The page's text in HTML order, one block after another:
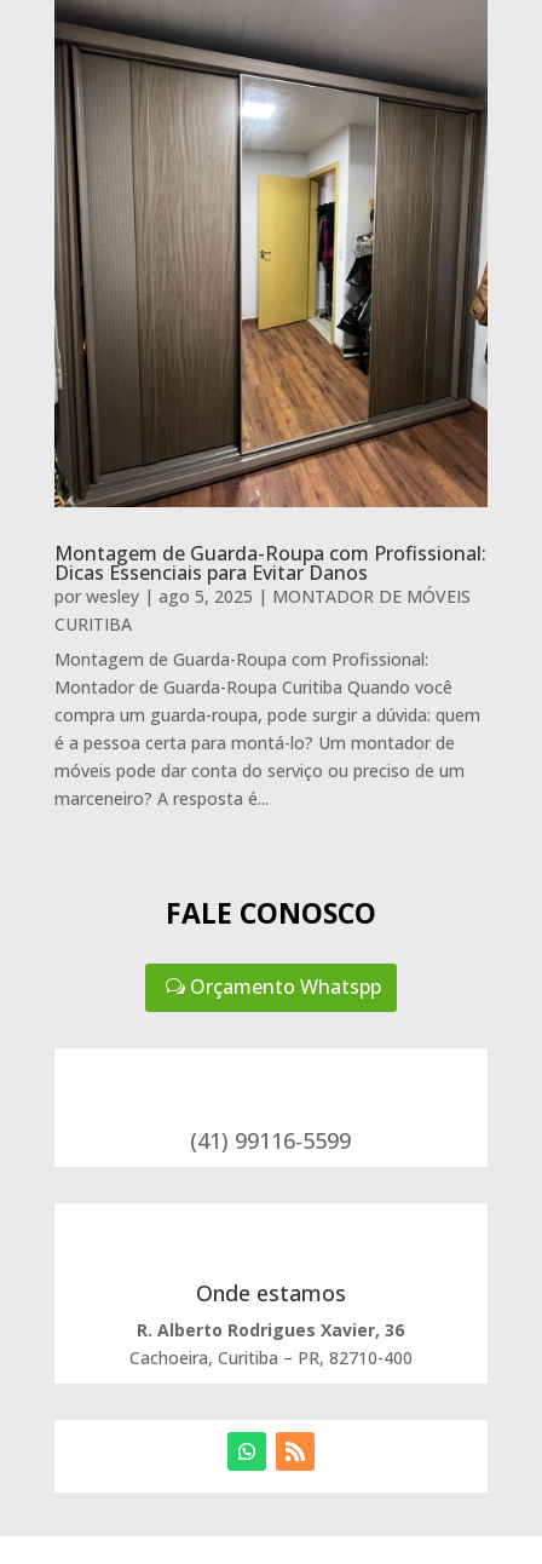
Montagem de Guarda-Roupa com Profissional:
Dicas Essenciais para Evitar Danos
por wesley| ago 5, 2025 | MONTADOR DE MÓVEIS
CURITIBA
Montagem de Guarda-Roupa com Profissional:
Montador de Guarda-Roupa Curitiba Quando você
compra um guarda-roupa, pode surgir a dúvida: quem
é a pessoa certa para montá-lo? Um montador de
móveis pode dar conta do serviço ou preciso de um
marceneiro? A resposta é...
FALE CONOSCO
Orçamento Whatspp
(41) 99116-5599
Onde estamos
R. Alberto Rodrigues Xavier, 36
Cachoeira, Curitiba – PR, 82710-400